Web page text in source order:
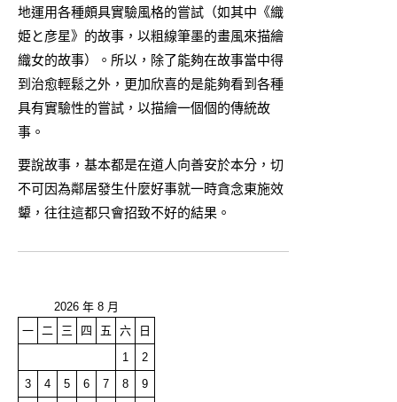
地運用各種頗具實驗風格的嘗試（如其中《織
姫と彦星》的故事，以粗線筆墨的畫風來描繪
織女的故事）。所以，除了能夠在故事當中得
到治愈輕鬆之外，更加欣喜的是能夠看到各種
具有實驗性的嘗試，以描繪一個個的傳統故
事。
要說故事，基本都是在道人向善安於本分，切
不可因為鄰居發生什麼好事就一時貪念東施效
顰，往往這都只會招致不好的結果。
2026 年 8 月
一
二 三 四 五 六
日
1
2
3
4 5 6 7 8
9